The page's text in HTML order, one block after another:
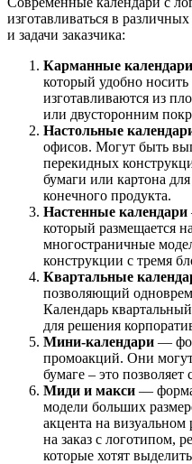
изготавливаться в
и задачи заказчика:
Карманные календари
который удобно
изготавливаются из
или двусторонним
Настольные
офисов. Могут быть
перекидных
бумаги или картона
конечного продукта.
Настенные календари
который размещается
многостраничные
конструкции с тремя
Квартальные
позволяющий
Календарь
для решения
Мини-календари —
промоакций. Они
бумаге – это позволяет
Миди и макси —
модели больших
акцента на
на заказ с логотипом,
которые хотят